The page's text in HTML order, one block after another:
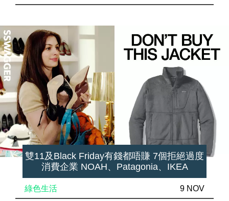
雙11及Black Friday有錢都唔賺 7個拒絕過度
消費企業 NOAH、Patagonia、IKEA
綠色生活 9 NOV